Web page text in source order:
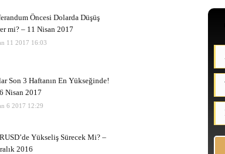
Öncesi Dolarda Düşüş
mi? – 11 Nisan 2017
11 2017 16:03
Son 3 Haftanın En Yükseğinde!
Nisan 2017
6 2017 12:29
Yükseliş Sürecek Mi? –
2016